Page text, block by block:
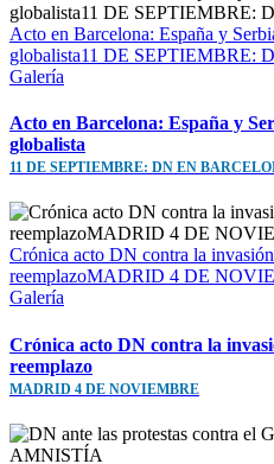
Acto en Barcelona: España y
globalista11 DE SEPTIEMBRE:
Galería
Acto en Barcelona: España y
globalista
11 DE SEPTIEMBRE: DN EN
Crónica acto DN contra la
reemplazoMADRID 4 DE
Galería
Crónica acto DN contra la
reemplazo
MADRID 4 DE NOVIEMBRE